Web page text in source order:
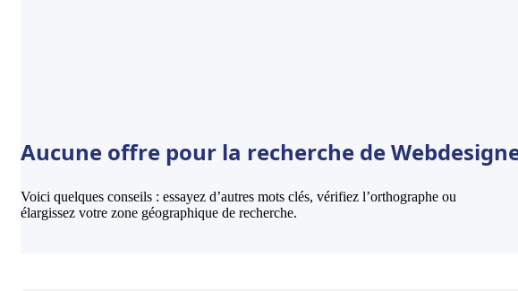
Aucune offre pour la recherche de
Voici quelques conseils : essayez d’autres mots clés, vérifiez l’orthographe ou
élargissez votre zone géographique de recherche.